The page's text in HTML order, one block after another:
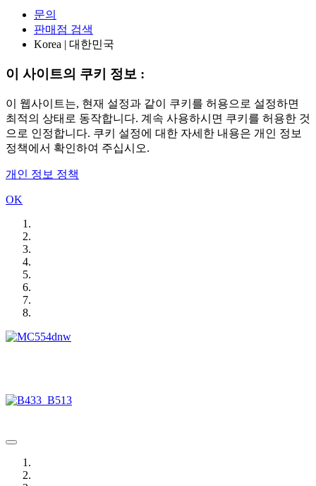
문의
판매점 검색
Korea | 대한민국
이 사이트의 쿠키 정보 :
이 웹사이트는, 현재 설정과 같이 쿠키를 허용으로 설정하면
최적의 상태로 동작합니다. 계속 사용하시면 쿠키를 허용한 것
으로 인정합니다. 쿠키 설정에 대한 자세한 내용은 개인 정보
정책에서 확인하여 주십시오.
개인 정보 정책
OK